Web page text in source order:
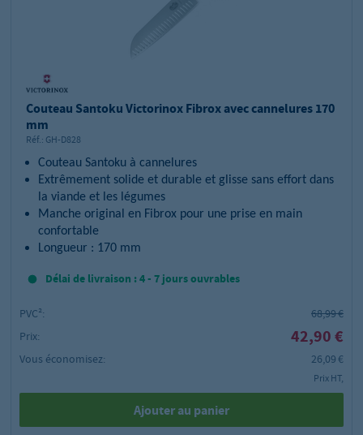
Couteau Santoku Victorinox Fibrox avec cannelures 170
mm
Réf.: GH-D828
Couteau Santoku à cannelures
Extrêmement solide et durable et glisse sans effort dans
la viande et les légumes
Manche original en Fibrox pour une prise en main
confortable
Longueur : 170 mm
Délai de livraison : 4 - 7 jours ouvrables
PVC²:
68,99 €
Prix:
42,90 €
Vous économisez: 26,09 €
Prix HT,
Ajouter au panier